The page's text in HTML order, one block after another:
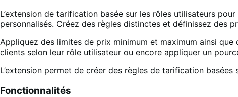
L’extension de tarification basée sur les rôles utilisateurs
personnalisés. Créez des règles distinctes et définissez des
Appliquez des limites de prix minimum et maximum ainsi
clients selon leur rôle utilisateur ou encore appliquer un
L’extension permet de créer des règles de tarification
Fonctionnalités